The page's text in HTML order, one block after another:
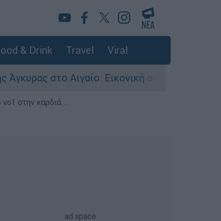
& Drink Travel Viral
Αιγαίο: Εικονική αερομαχία ανάμεσα σε
στην καρδιά...